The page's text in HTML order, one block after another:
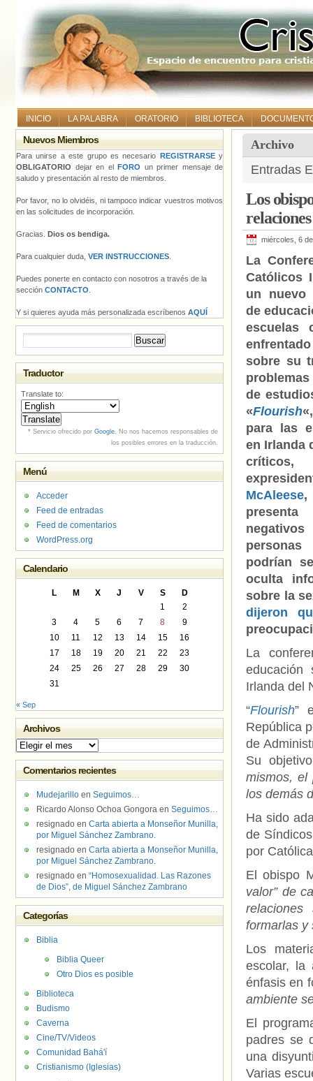
INICIO LA PALABRA ORATORIO BIBLIOTECA
Archivo
Entradas
Los
miércoles, 6
La
Católicos
un nuevo
de
escuelas
sobre su
de
«Flourish
para las
en Irlanda
McAleese,
podrían
oculta
sobre la
dijeron
La
educación
Irlanda del
“Flourish”
República
de
Su
mismos, el
los demás
Ha sido
de
por
El obispo
valor” de
relaciones
formarlas y
Los
escolar, la
énfasis en
ambiente
El
padres se
una
Varias
Nuevos Miembros
Para unirse a este grupo es necesario REGISTRARSEy
OBLIGATORIO dejar en el FORO un primer mensaje de
saludo y presentación al resto de miembros.
Por favor, no lo olvidéis, ni tampoco indicar vuestros motivos
en las solicitudes de incorporación.
Gracias. Dios os bendiga.
Para cualquier duda, VER INSTRUCCIONES
Puedes ponerte en contacto con nosotros a través de la
sección CONTACTO
Y si quieres ayuda más personalizada escríbenos AQUÍ
Traductor
Translate to:
* Servicio ofrecido por Google. No nos hacemos responsables de
los posibles errores en la traducción.
Menú
Acceder
Feed de entradas
Feed de comentarios
WordPress.org
Calendario
L M X J V S
D
1
2
3
4 5 6 7 8
9
10
11 12 13 14 15
16
17
18 19 20 21 22
23
24
25 26 27 28 29
30
31
« Sep
Archivos
Archivos
Comentarios recientes
Mudejarillo en Seguimos…
Ricardo Alonso Ochoa Gongora en Seguimos…
resignado en Carta abierta a Monseñor Munilla,
por Miguel Sánchez Zambrano.
resignado en Carta abierta a Monseñor Munilla,
por Miguel Sánchez Zambrano.
resignado en “Homosexualidad. Las Razones
de Dios”, de Miguel Sánchez Zambrano
Categorías
Biblia
Biblia Queer
Otro Dios es posible
Biblioteca
Budismo
Caverna
Cine/TV/Videos
Comunidad Bahá'í
Cristianismo (Iglesias)